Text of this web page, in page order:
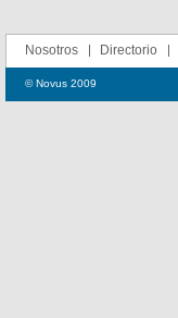
Nosotros Directorio
© Novus 2009